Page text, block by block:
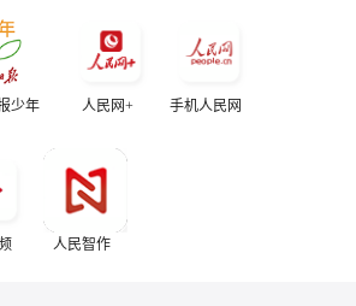
少年 人民网+ 手机人民网
人民智作